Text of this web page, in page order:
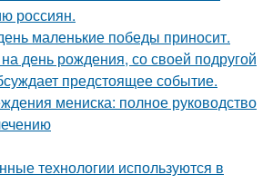
россиян.
маленькие победы приносит.
день рождения, со своей подругой
предстоящее событие.
мениска: полное руководство
технологии используются в